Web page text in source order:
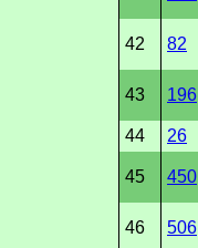
42 82
43 196
44 26
45 450
46 506